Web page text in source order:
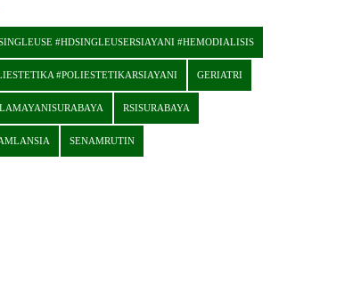
#HDSINGLEUSERSIAYANI #HEMODIALISIS
#POLIESTETIKARSIAYANI GERIATRI
RSISURABAYA
SENAMRUTIN